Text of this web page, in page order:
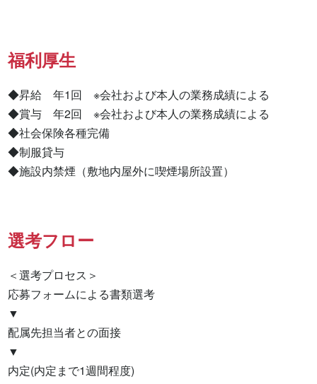
福利厚生
◆昇給　年1回　※会社および本人の業務成績による
◆賞与　年2回　※会社および本人の業務成績による
◆社会保険各種完備
◆制服貸与
◆施設内禁煙（敷地内屋外に喫煙場所設置）
選考フロー
＜選考プロセス＞
応募フォームによる書類選考
▼
配属先担当者との面接
▼
内定(内定まで1週間程度)